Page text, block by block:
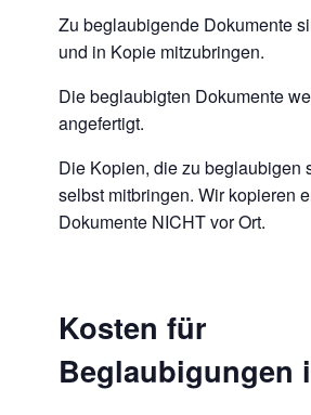
Zu beglaubigende Dokumente
und in Kopie mitzubringen.
Die beglaubigten Dokumente
angefertigt.
Die Kopien, die zu beglaubigen
selbst mitbringen. Wir kopieren
Dokumente NICHT vor Ort.
Kosten für
Beglaubigungen